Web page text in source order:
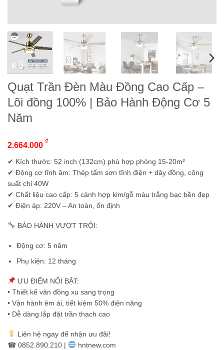
Quạt Trần Đèn Màu Đồng Cao Cấp –
Lõi đồng 100% | Bảo Hành Động Cơ 5
Năm
2.664.000 ₫
✔ Kích thước: 52 inch (132cm) phù hợp phòng 15-20m²
✔ Động cơ tĩnh âm: Thép tấm sơn tĩnh điện + dây đồng, công
suất chỉ 40W
✔ Chất liệu cao cấp: 5 cánh hợp kim/gỗ màu trắng bạc bền đẹp
✔ Điện áp: 220V – An toàn, ổn định
BẢO HÀNH VƯỢT TRỘI:
Động cơ: 5 năm
Phụ kiện: 12 tháng
ƯU ĐIỂM NỔI BẬT:
• Thiết kế vân đồng xu sang trọng
• Vận hành êm ái, tiết kiệm 50% điện năng
• Dễ dàng lắp đặt trần thạch cao
Liên hệ ngay để nhận ưu đãi!
☎ 0852.890.210 |
hntnew.com